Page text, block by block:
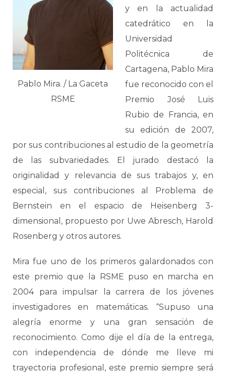
Pablo Mira. / La Gaceta
RSME
y en la actualidad
catedrático en la
Universidad
Politécnica de
Cartagena, Pablo Mira
fue reconocido con el
Premio José Luis
Rubio de Francia, en
su edición de 2007,
por sus contribuciones al estudio de la geometría
de las subvariedades. El jurado destacó la
originalidad y relevancia de sus trabajos y, en
especial, sus contribuciones al Problema de
Bernstein en el espacio de Heisenberg 3-
dimensional, propuesto por Uwe Abresch, Harold
Rosenberg y otros autores.
Mira fue uno de los primeros galardonados con
este premio que la RSME puso en marcha en
2004 para impulsar la carrera de los jóvenes
investigadores en matemáticas. “Supuso una
alegría enorme y una gran sensación de
reconocimiento. Como dije el día de la entrega,
con independencia de dónde me lleve mi
trayectoria profesional, este premio siempre será